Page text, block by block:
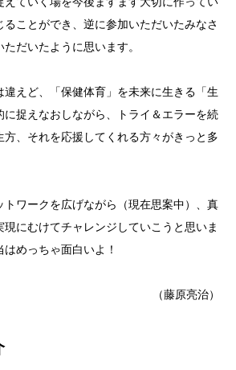
ることができ、逆に参加いただいたみなさ
だいたように思います。
えど、「保健体育」を未来に生きる「生
に捉えなおしながら、トライ＆エラーを続
方、それを応援してくれる方々がきっと多
トワークを広げながら（現在思案中）、真
にむけてチャレンジしていこうと思いま
めっちゃ面白いよ！
（藤原亮治）